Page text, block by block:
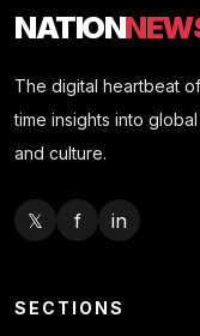
NATION
The digital heartbeat
time insights into
and culture.
𝕏 f in
SECTIONS